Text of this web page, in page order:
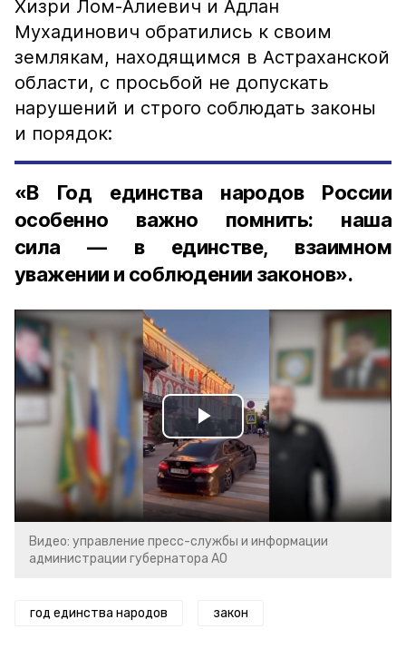
Хизри Лом-Алиевич и Адлан
Мухадинович обратились к своим
землякам, находящимся в Астраханской
области, с просьбой не допускать
нарушений и строго соблюдать законы
и порядок:
«В Год единства народов России
особенно важно помнить: наша
сила — в единстве, взаимном
уважении и соблюдении законов».
Play
Video
Видео: управление пресс-службы и информации
администрации губернатора АО
год единства народов закон